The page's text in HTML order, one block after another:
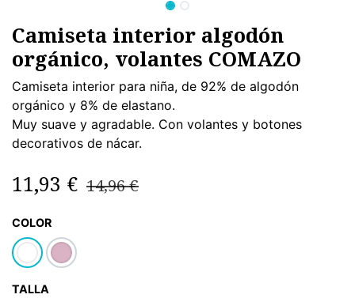
Camiseta interior algodón
orgánico, volantes COMAZO
Camiseta interior para niña, de 92% de algodón
orgánico y 8% de elastano.
Muy suave y agradable. Con volantes y botones
decorativos de nácar.
11,93 € 14,96€
COLOR
TALLA